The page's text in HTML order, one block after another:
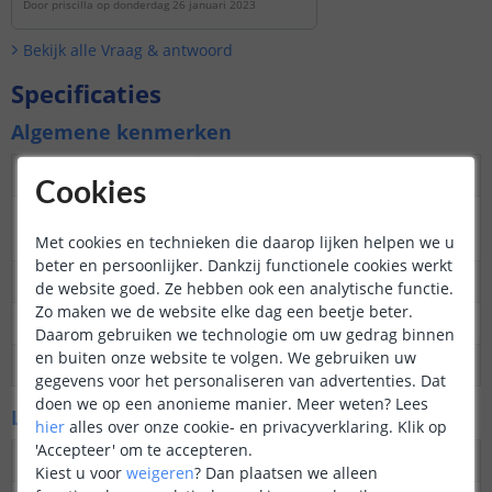
Het is wel erg belangrijk om de
(ontvanger van de afstandsbediening)
niet waterdicht. Als dat niet mogelijk is,
kunt u gebruik maken van een dribox.
https://www.ledstripkoning.be/...
Door priscilla op donderdag 26 januari 2023
Bekijk alle Vraag & antwoord
Specificaties
Algemene kenmerken
Dimbaar
gehele lengte
Garantie
5 jaar
Op maat te knippen
Elke 2,5 cm
Datasheet
Download
LED's en licht
Aantal LED's p/m
840
Cookies
Met cookies en technieken die daarop lijken helpen we u
beter en persoonlijker. Dankzij functionele cookies werkt
de website goed. Ze hebben ook een analytische functie.
Zo maken we de website elke dag een beetje beter.
Daarom gebruiken we technologie om uw gedrag binnen
en buiten onze website te volgen. We gebruiken uw
gegevens voor het personaliseren van advertenties. Dat
doen we op een anonieme manier. Meer weten? Lees
hier alles over onze cookie- en privacyverklaring. Klik op
'Accepteer' om te accepteren.
Kiest u voor weigeren? Dan plaatsen we alleen